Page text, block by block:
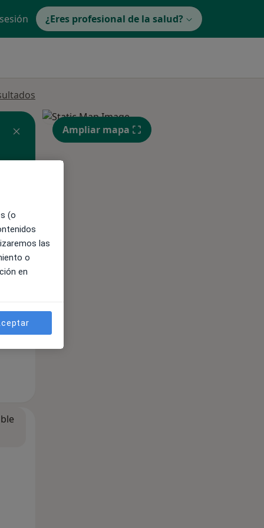
¿Eres profesional de la salud?
Ampliar mapa
(o
las
o
en